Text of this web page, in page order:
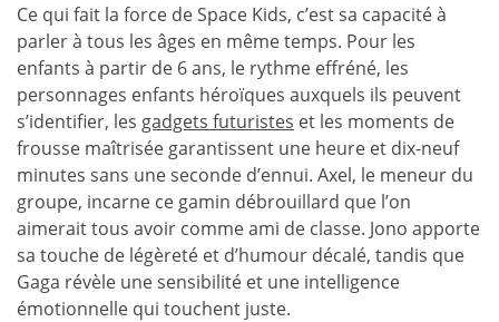
Ce qui fait la force de Space Kids, c’est sa capacité à
parler à tous les âges en même temps. Pour les
enfants à partir de 6 ans, le rythme effréné, les
personnages enfants héroïques auxquels ils peuvent
s’identifier, les gadgets futuristes et les moments de
frousse maîtrisée garantissent une heure et dix-neuf
minutes sans une seconde d’ennui. Axel, le meneur du
groupe, incarne ce gamin débrouillard que l’on
aimerait tous avoir comme ami de classe. Jono apporte
sa touche de légèreté et d’humour décalé, tandis que
Gaga révèle une sensibilité et une intelligence
émotionnelle qui touchent juste.